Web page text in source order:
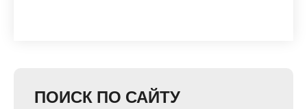
ПОИСК ПО САЙТУ